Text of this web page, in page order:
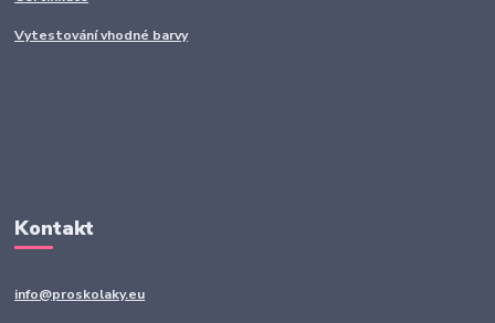
Vytestování vhodné barvy
Kontakt
info@proskolaky.eu